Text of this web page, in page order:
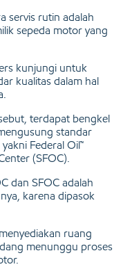
servis rutin adalah
sepeda motor yang
kunjungi untuk
kualitas dalam hal
terdapat bengkel
standar
Federal Oil™
(SFOC).
dan SFOC adalah
karena dipasok
ruang
menunggu proses